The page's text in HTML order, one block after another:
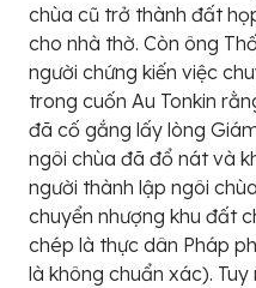
chùa cũ trở thành đất
cho nhà thờ. Còn ông
người chứng kiến việc
trong cuốn Au Tonkin
đã cố gắng lấy lòng
ngôi chùa đã đổ nát và
người thành lập ngôi
chuyển nhượng khu đất
chép là thực dân Pháp
là không chuẩn xác).